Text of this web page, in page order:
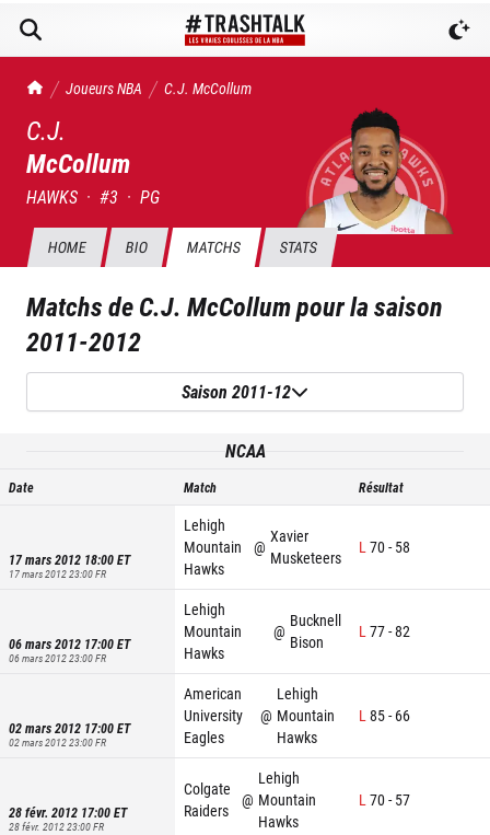
TrashTalk Actu NBA
Joueurs NBA C.J. McCollum
C.J.
McCollum
HAWKS · #3 · PG
HOME BIO MATCHS STATS
Matchs deC.J. McCollumpour la saison
2011-2012
Saison 2011-12
NCAA
Date Match Résultat
17 mars 2012 18:00ET
17 mars 2012 23:00FR
Lehigh
Mountain
Hawks
@
Xavier
Musketeers
L70- 58
06 mars 2012 17:00ET
06 mars 2012 23:00FR
Lehigh
Mountain
Hawks
@
Bucknell
Bison
L77-82
02 mars 2012 17:00ET
02 mars 2012 23:00FR
American
University
Eagles
@
Lehigh
Mountain
Hawks
L85- 66
28 févr. 2012 17:00ET
28 févr. 2012 23:00FR
Colgate
Raiders
@
Lehigh
Mountain
Hawks
L70- 57